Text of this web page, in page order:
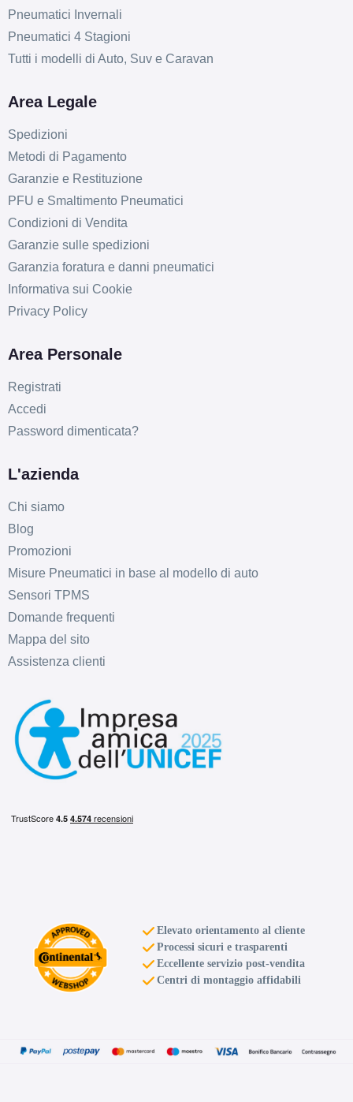
Pneumatici Invernali
Pneumatici 4 Stagioni
Tutti i modelli di Auto, Suv e Caravan
Area Legale
Spedizioni
Metodi di Pagamento
Garanzie e Restituzione
PFU e Smaltimento Pneumatici
Condizioni di Vendita
Garanzie sulle spedizioni
Garanzia foratura e danni pneumatici
Informativa sui Cookie
Privacy Policy
Area Personale
Registrati
Accedi
Password dimenticata?
L'azienda
Chi siamo
Blog
Promozioni
Misure Pneumatici in base al modello di auto
Sensori TPMS
Domande frequenti
Mappa del sito
Assistenza clienti
Elevato orientamento al cliente
Processi sicuri e trasparenti
Eccellente servizio post-vendita
Centri di montaggio affidabili